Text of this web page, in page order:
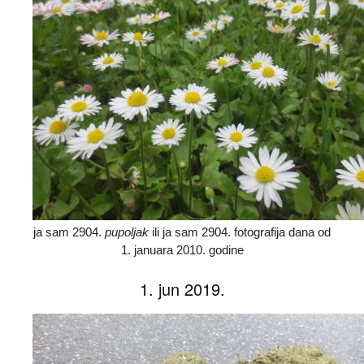
ja sam 2904. pupoljak ili ja sam 2904. fotografija dana od
1. januara 2010. godine
1. jun 2019.